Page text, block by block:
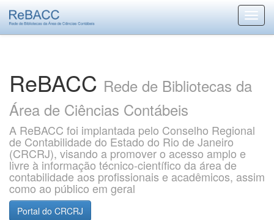
ReBACC Rede de Bibliotecas da
Área de Ciências Contábeis
A ReBACC foi implantada pelo Conselho Regional
de Contabilidade do Estado do Rio de Janeiro
(CRCRJ), visando a promover o acesso amplo e
livre à informação técnico-científico da área de
contabilidade aos profissionais e acadêmicos, assim
como ao público em geral
Portal do CRCRJ